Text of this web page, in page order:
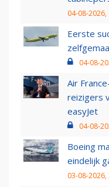
04-08-2026,
Eerste
04-08-
Air
reizigers
easyJet
04-08-
Boeing
eindelijk
03-08-2026,